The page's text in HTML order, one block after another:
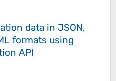
data in JSON,
formats using
API